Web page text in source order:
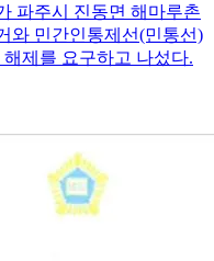
파주시 진동면 해마루촌
와 민간인통제선(민통선)
제를 요구하고 나섰다.